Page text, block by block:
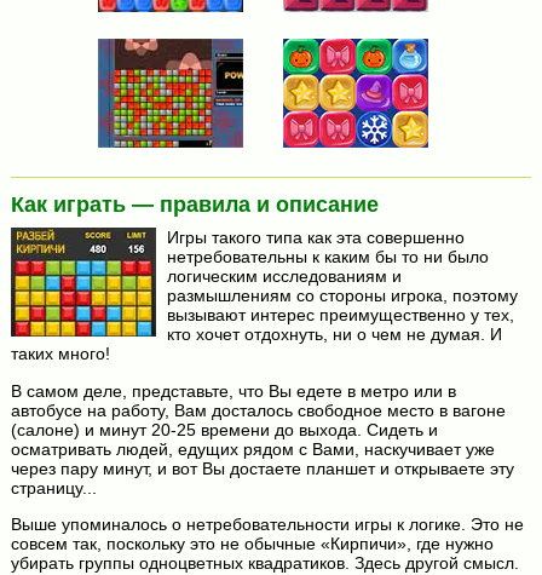
Как играть — правила и описание
Игры такого типа как эта совершенно
нетребовательны к каким бы то ни было
логическим исследованиям и
размышлениям со стороны игрока, поэтому
вызывают интерес преимущественно у тех,
кто хочет отдохнуть, ни о чем не думая. И
таких много!
В самом деле, представьте, что Вы едете в метро или в
автобусе на работу, Вам досталось свободное место в вагоне
(салоне) и минут 20-25 времени до выхода. Сидеть и
осматривать людей, едущих рядом с Вами, наскучивает уже
через пару минут, и вот Вы достаете планшет и открываете эту
страницу...
Выше упоминалось о нетребовательности игры к логике. Это не
совсем так, поскольку это не обычные «Кирпичи», где нужно
убирать группы одноцветных квадратиков. Здесь другой смысл.